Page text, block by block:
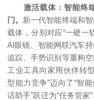
激活载体：智能终
门。 新一代智能终端和
载体，分别对应“一硬一
AI眼镜、智能网联汽车
追踪、手势识别等重构
工业工具向家用伙伴转
型能力竞争”迈向了“智
话助手”跃迁为“任务管